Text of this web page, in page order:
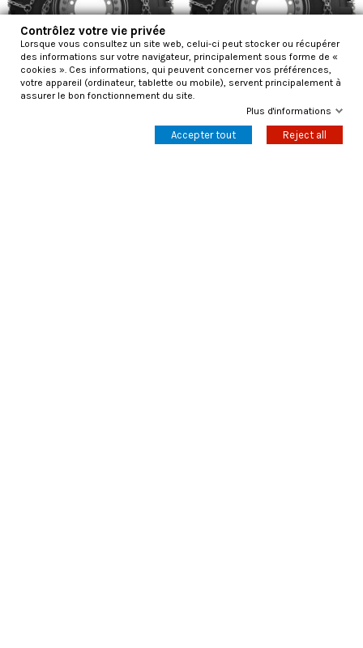
Chaînes à neige Konig Impact
Chaînes à neige Konig Impact
3100 fil mm7
Contrôlez votre vie privée
Lorsque vous consultez un site web, celui-ci peut stocker ou récupérer
des informations sur votre navigateur, principalement sous forme de «
cookies ». Ces informations, qui peuvent concerner vos préférences,
votre appareil (ordinateur, tablette ou mobile), servent principalement à
assurer le bon fonctionnement du site.
Plus d'informations
Accepter tout Reject all